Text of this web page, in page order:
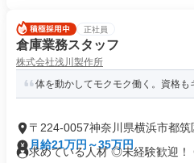
正社員
倉庫業務スタッフ
株式会社浅川製作所
体を動かしてモクモク働く。資格も
〒224-0057神奈川県横浜市都筑
月給21万円～35万円
求めている人材 ◎未経験歓迎